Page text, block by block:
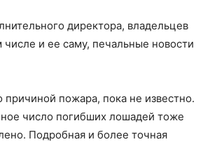
директора, владельцев
и ее саму, печальные новости
причиной пожара, пока не известно.
число погибших лошадей тоже
Подробная и более точная